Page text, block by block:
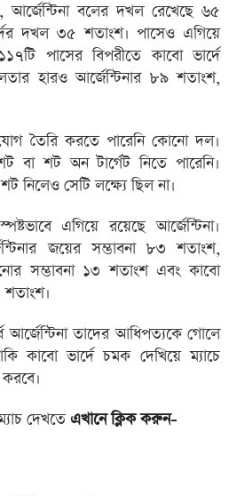
আর্জেন্টিনা বলের দখল রেখেছে ৬৫
দখল ৩৫ শতাংশ। পাসেও এগিয়ে
পাসের বিপরীতে কাবো ভার্দে
হারও আর্জেন্টিনার ৮৯ শতাংশ,
তৈরি করতে পারেনি কোনো দল।
বা শট অন টার্গেট নিতে পারেনি।
নিলেও সেটি লক্ষ্যে ছিল না।
এগিয়ে রয়েছে আর্জেন্টিনা।
জয়ের সম্ভাবনা ৮৩ শতাংশ,
সম্ভাবনা ১৩ শতাংশ এবং কাবো
শতাংশ।
আর্জেন্টিনা তাদের আধিপত্যকে গোলে
কাবো ভার্দে চমক দেখিয়ে ম্যাচে
দেখতে এখানে ক্লিক করুন-